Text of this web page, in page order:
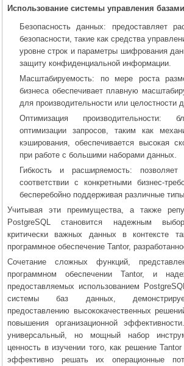
Использование системы управления
Безопасность данных: предоставляет
безопасности, такие как средства
уровне строк и параметры шифрования
защиту конфиденциальной информации.
Масштабируемость: по мере роста
бизнеса обеспечивает плавную
для производительности или целостности
Оптимизация производительности:
оптимизации запросов, таким как
кэширования, обеспечивается высокая
при работе с большими наборами данных.
Гибкость и расширяемость:
соответствии с конкретными бизнес-
бесперебойно поддерживая различные
Учитывая эти преимущества, а также
PostgreSQL становится надежным
критически важных данных в контексте
программное обеспечение Tantor,
Сочетание сложных функций,
программном обеспечении Tantor, и
предоставляемых использованием
системы баз данных,
предоставлению высококачественных
повышения организационной
универсальный, но мощный набор
ценность в изучении того, как решение
эффективно решать их операционные